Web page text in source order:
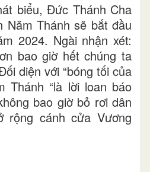
biểu, Đức Thánh Cha
Năm Thánh sẽ bắt đầu
2024. Ngài nhận xét:
bao giờ hết chúng ta
diện với “bóng tối của
Thánh “là lời loan báo
bao giờ bỏ rơi dân
rộng cánh cửa Vương